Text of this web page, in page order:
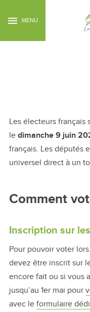
MENU
Les électeurs français
le dimanche 9 juin
français. Les députés
universel direct à un
Comment
Inscription sur
Pour pouvoir voter
devez être inscrit sur
encore fait ou si vous
jusqu’au 1er mai pour
avec le formulaire